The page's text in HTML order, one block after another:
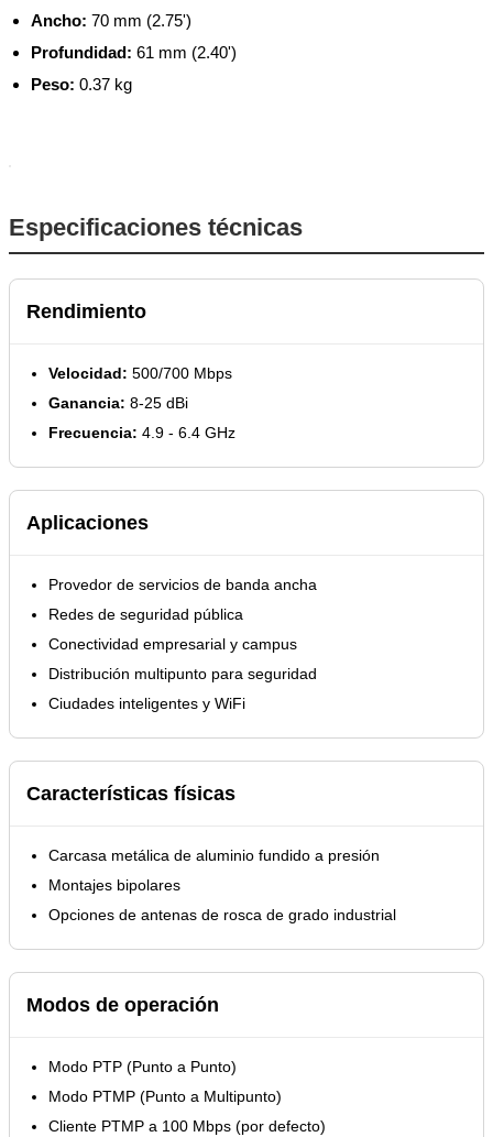
Ancho: 70 mm (2.75')
Profundidad: 61 mm (2.40')
Peso: 0.37 kg
Especificaciones técnicas
Rendimiento
Velocidad: 500/700 Mbps
Ganancia: 8-25 dBi
Frecuencia: 4.9 - 6.4 GHz
Aplicaciones
Provedor de servicios de banda ancha
Redes de seguridad pública
Conectividad empresarial y campus
Distribución multipunto para seguridad
Ciudades inteligentes y WiFi
Características físicas
Carcasa metálica de aluminio fundido a presión
Montajes bipolares
Opciones de antenas de rosca de grado industrial
Modos de operación
Modo PTP (Punto a Punto)
Modo PTMP (Punto a Multipunto)
Cliente PTMP a 100 Mbps (por defecto)